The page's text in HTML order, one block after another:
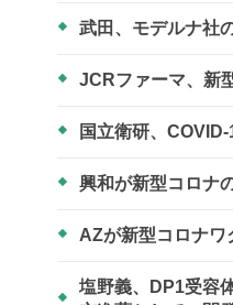
武田、モデルナ社
JCRファーマ、新
国立衛研、
興和が新型コロナ
AZが新型コロナ
塩野義、DP1受容